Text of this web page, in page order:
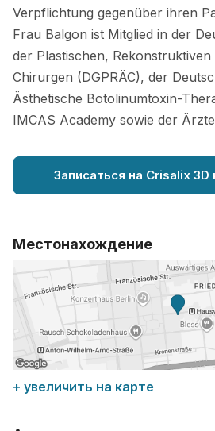
Verpflichtung gegenüber ihren
Frau Balgon ist Mitglied in der
der Plastischen,
Chirurgen (DGPRÄC), der
Ästhetische Botolinumtoxin-
IMCAS Academy sowie der
Записаться на Crisalix
Местонахождение
+ увеличить на карте